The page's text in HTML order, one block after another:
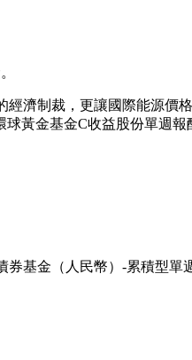
濟制裁，更讓國際能源價
黃金基金C收益股份單週報
基金（人民幣）-累積型